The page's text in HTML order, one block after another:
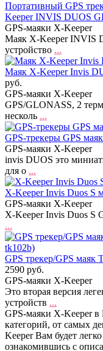
Портативный GPS
Keeper INVIS DUOS
GPS-маяки X-Keeper
Маяк X-Keeper INVIS
устройство ...
Маяк X-Keeper Invis
руб.
GPS-маяки X-Keeper
GPS/GLONASS, 2
несколь ...
GPS-трекеры GPS
GPS-маяки X-Keeper
invis DUOS это
для о ...
X-Keeper Invis Duos S
GPS-маяки X-Keeper
X-Keeper Invis Duos S
...
GPS трекер/GPS маяк
2590 руб.
GPS-маяки X-Keeper
Это вторая версия
устройств ...
GPS-маяки X-Keeper
категорий, от самых
Keeper Вам будет
ознакомившись с